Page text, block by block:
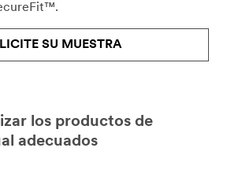
SU MUESTRA
los productos de
adecuados